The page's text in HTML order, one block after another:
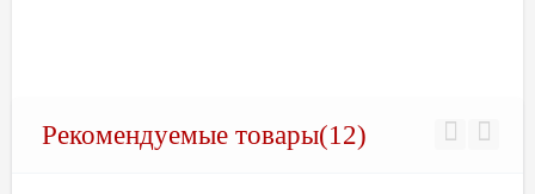
Рекомендуемые товары(12)